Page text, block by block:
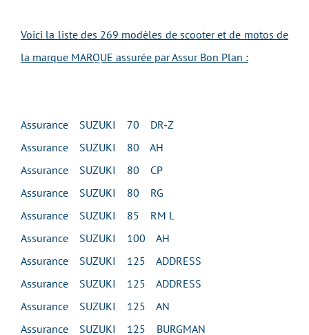
Voici la liste des 269 modèles de scooter et de motos de
la marque MARQUE assurée par Assur Bon Plan :
Assurance SUZUKI 70 DR-Z
Assurance SUZUKI 80 AH
Assurance SUZUKI 80 CP
Assurance SUZUKI 80 RG
Assurance SUZUKI 85 RM L
Assurance SUZUKI 100 AH
Assurance SUZUKI 125 ADDRESS
Assurance SUZUKI 125 ADDRESS
Assurance SUZUKI 125 AN
Assurance SUZUKI 125 BURGMAN